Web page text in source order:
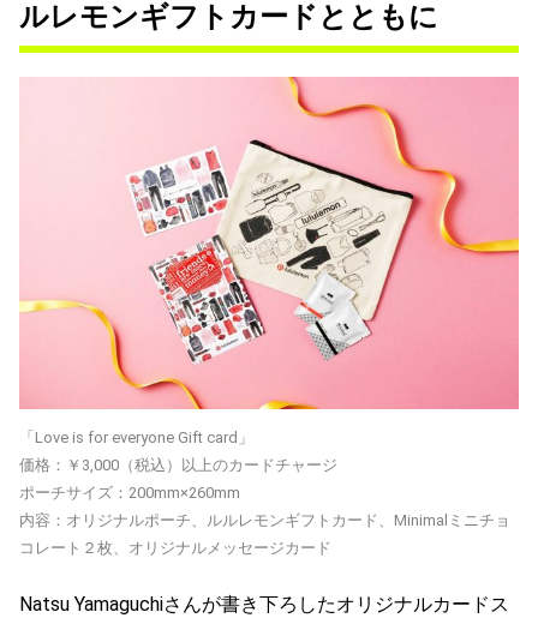
ルレモンギフトカードとともに
「Love is for everyone Gift card」
価格：￥3,000（税込）以上のカードチャージ
ポーチサイズ：200mm×260mm
内容：オリジナルポーチ、ルルレモンギフトカード、Minimalミニチョ
コレート２枚、オリジナルメッセージカード
Natsu Yamaguchiさんが書き下ろしたオリジナルカードス